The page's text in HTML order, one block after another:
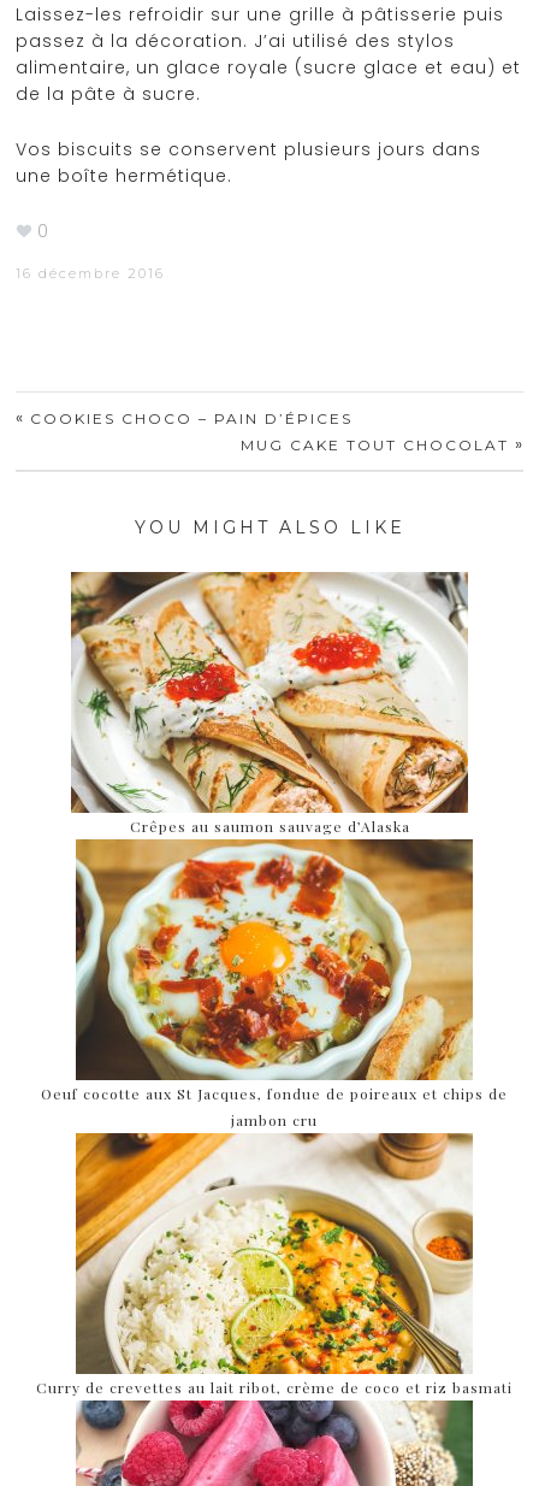
Laissez-les refroidir sur une grille à pâtisserie puis
passez à la décoration. J’ai utilisé des stylos
alimentaire, un glace royale (sucre glace et eau) et
de la pâte à sucre.
Vos biscuits se conservent plusieurs jours dans
une boîte hermétique.
0
16 décembre 2016
« COOKIES CHOCO – PAIN D’ÉPICES
MUG CAKE TOUT CHOCOLAT »
YOU MIGHT ALSO LIKE
Crêpes au saumon sauvage d’Alaska
Oeuf cocotte aux St Jacques, fondue de poireaux et chips de
jambon cru
Curry de crevettes au lait ribot, crème de coco et riz basmati